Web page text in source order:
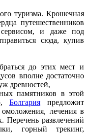
туризма. Крошечная
путешественников
и даже под
сюда, купив
до этих мест и
вполне достаточно
древностей,
памятников в этой
Болгария предложит
лечения в
Перечень развлечений
горный трекинг,